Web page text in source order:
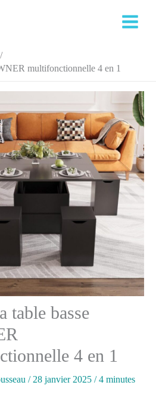
multifonctionnelle 4 en 1
table basse
4 en 1
/ 28 janvier 2025 /4 minutes